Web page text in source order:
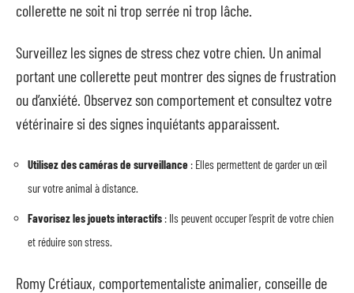
collerette ne soit ni trop serrée ni trop lâche.
Surveillez les signes de stress chez votre chien. Un animal
portant une collerette peut montrer des signes de frustration
ou d’anxiété. Observez son comportement et consultez votre
vétérinaire si des signes inquiétants apparaissent.
Utilisez des caméras de surveillance : Elles permettent de garder un œil
sur votre animal à distance.
Favorisez les jouets interactifs : Ils peuvent occuper l’esprit de votre chien
et réduire son stress.
Romy Crétiaux, comportementaliste animalier, conseille de